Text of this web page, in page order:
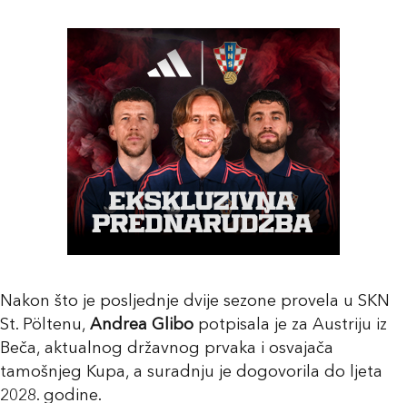
Nakon što je posljednje dvije sezone provela u SKN
St. Pöltenu, Andrea Glibo potpisala je za Austriju iz
Beča, aktualnog državnog prvaka i osvajača
tamošnjeg Kupa, a suradnju je dogovorila do ljeta
2028. godine.